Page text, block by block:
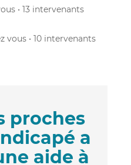
• 13 intervenants
vous • 10 intervenants
proches
a
aide à